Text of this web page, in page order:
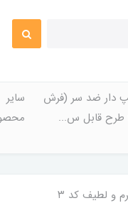
دار ضد سر (فرش
سایر